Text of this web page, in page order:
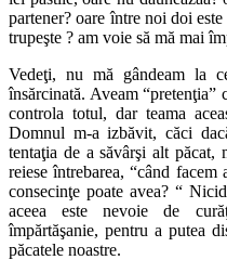
partener? oare între noi doi
trupeşte ? am voie să mă mai
Vedeţi, nu mă gândeam la
însărcinată. Aveam “pretenţia”
controla totul, dar teama
Domnul m-a izbăvit, căci
tentaţia de a săvârşi alt păcat,
reiese întrebarea, “când
consecinţe poate avea? “
aceea este nevoie de
împărtăşanie, pentru a putea
păcatele noastre.